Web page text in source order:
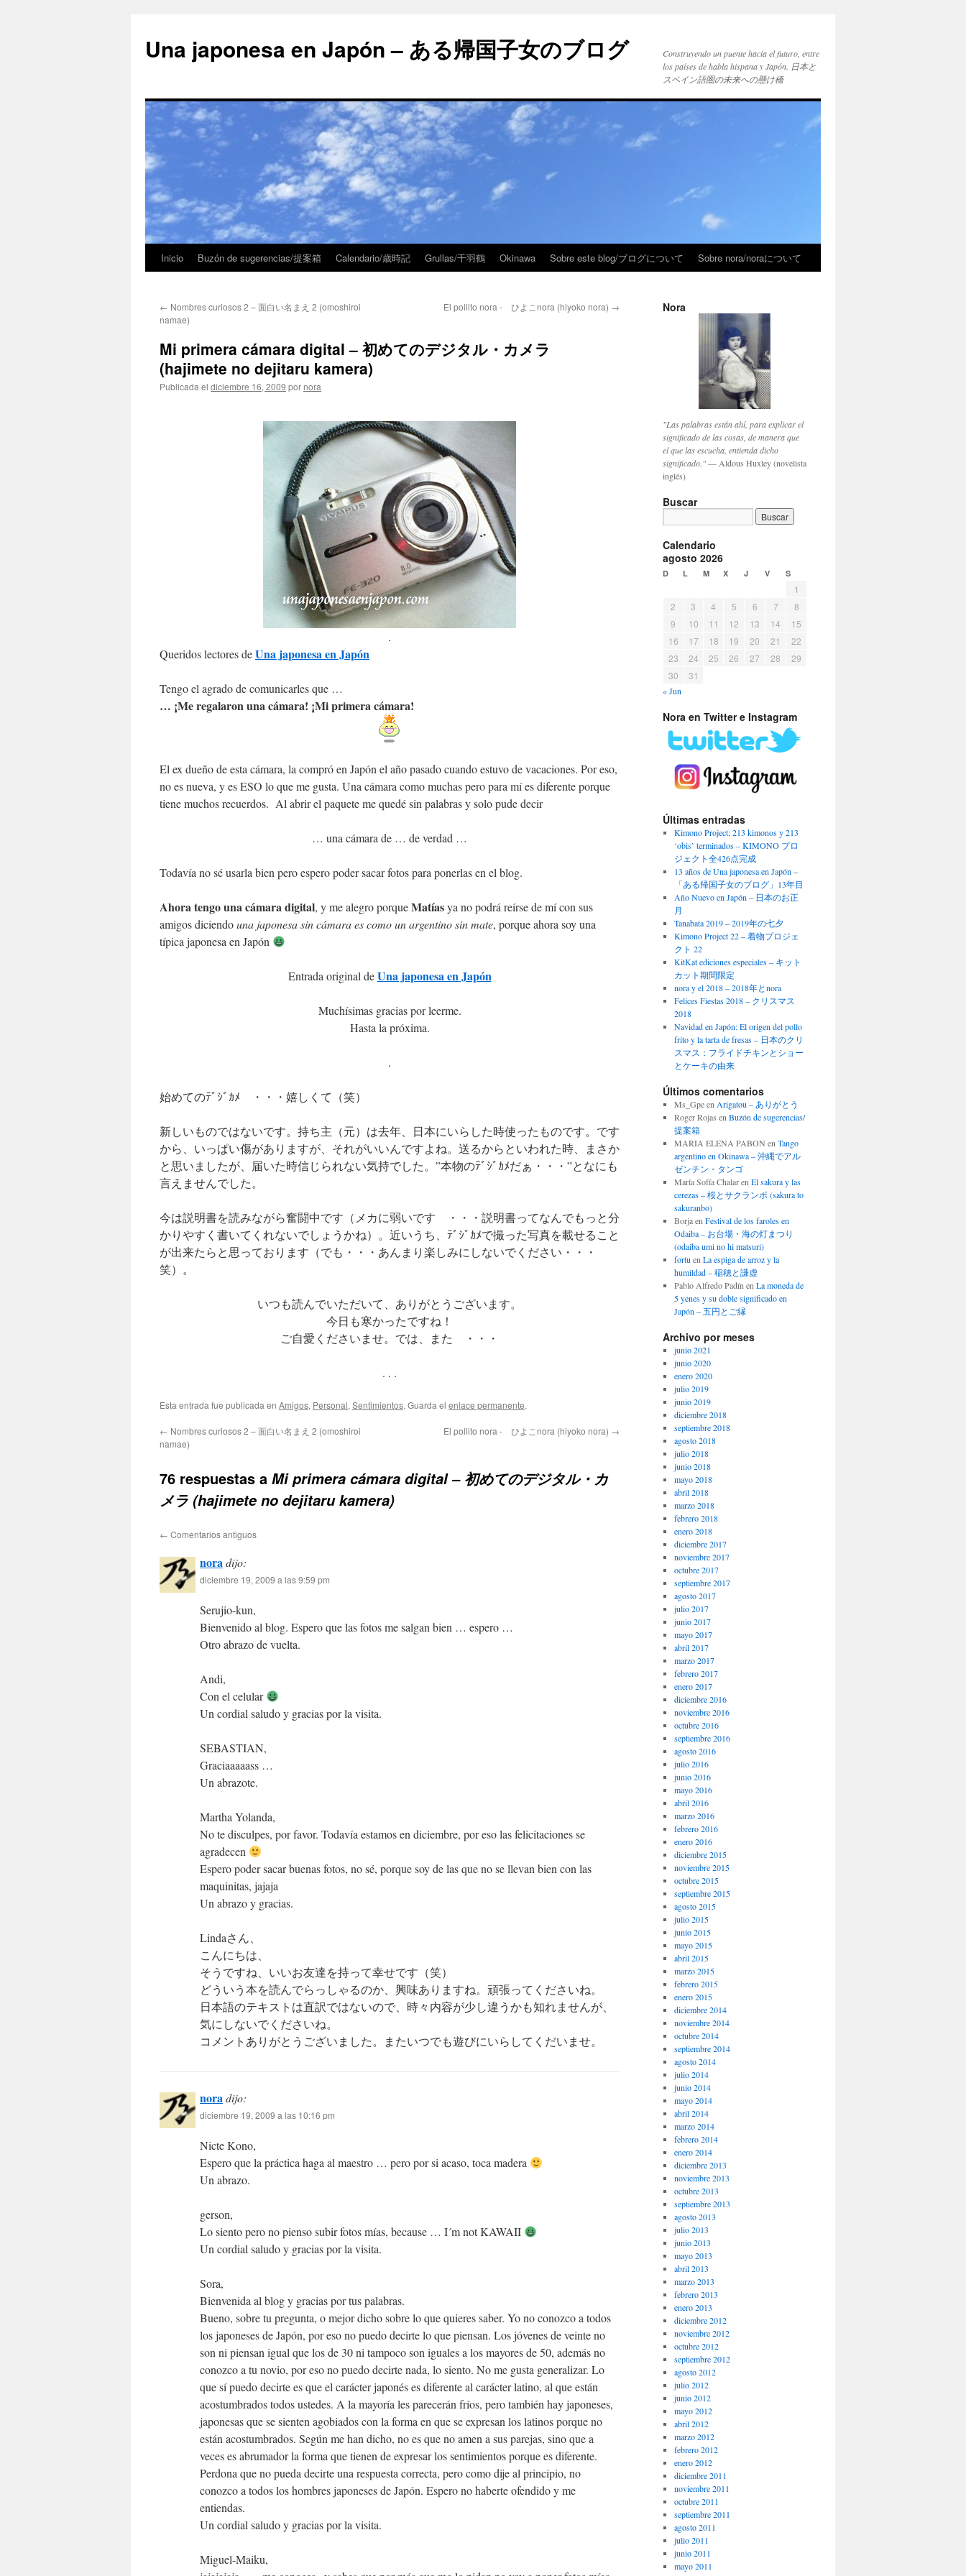
Una japonesa en Japón – ある帰国子女のブログ
Construyendo un puente hacia el futuro, entre
los países de habla hispana y Japón. 日本と
スペイン語圏の未来への懸け橋
Inicio Buzón de sugerencias/提案箱 Calendario/歳時記 Grullas/千羽鶴 Okinawa Sobre este blog/ブログについて Sobre nora/noraについて
← Nombres curiosos 2 – 面白い名まえ 2 (omoshiroi
namae)
El pollito nora - ひよこnora (hiyoko nora) →
Mi primera cámara digital – 初めてのデジタル・カメラ
(hajimete no dejitaru kamera)
Publicada el diciembre 16, 2009 por nora
.
Queridos lectores deUna japonesa en Japón
Tengo el agrado de comunicarles que …
… ¡Me regalaron una cámara! ¡Mi primera cámara!
El ex dueño de esta cámara, la compró en Japón el año pasado cuando estuvo de vacaciones. Por eso,
no es nueva, y es ESO lo que me gusta. Una cámara como muchas pero para mí es diferente porque
tiene muchos recuerdos. Al abrir el paquete me quedé sin palabras y solo pude decir
… una cámara de … de verdad …
Todavía no sé usarla bien pero espero poder sacar fotos para ponerlas en el blog.
Ahora tengo una cámara digital, y me alegro porqueMatíasya no podrá reírse de mí con sus
amigos diciendouna japonesa sin cámara es como unargentino sin mate, porque ahora soy una
típica japonesa en Japón
Entrada original deUna japonesa en Japón
Muchísimas gracias por leerme.
Hasta la próxima.
.
始めてのﾃﾞｼﾞｶﾒ ・・・嬉しくて（笑）
新しいものではないです。持ち主（元）は去年、日本にいらした時使ったものです。です
から、いっぱい傷がありますが、それがいいんですよね。送るからといわれた時、まさか
と思いましたが、届いた時信じられない気持でした。”本物のﾃﾞｼﾞｶﾒだぁ・・・”となにも
言えませんでした。
今は説明書を読みながら奮闘中です（メカに弱いです ・・・説明書ってなんでもっと分
かりやすく書いてくれないでしょうかね）。近いうち、ﾃﾞｼﾞｶﾒで撮った写真を載せること
が出来たらと思っております（でも・・・あんまり楽しみにしないでください・・・
笑）。
いつも読んでいただいて、ありがとうございます。
今日も寒かったですね！
ご自愛くださいませ。では、また ・・・
. . .
Esta entrada fue publicada en Amigos, Personal, Sentimientos. Guarda el enlace permanente.
← Nombres curiosos 2 – 面白い名まえ 2 (omoshiroi
namae)
El pollito nora - ひよこnora (hiyoko nora) →
76 respuestas a Mi primera cámara digital – 初めてのデジタル・カ
メラ (hajimete no dejitaru kamera)
← Comentarios antiguos
noradijo:
diciembre 19, 2009 a las 9:59 pm
Serujio-kun,
Bienvenido al blog. Espero que las fotos me salgan bien … espero …
Otro abrazo de vuelta.
Andi,
Con el celular
Un cordial saludo y gracias por la visita.
SEBASTIAN,
Graciaaaaass …
Un abrazote.
Martha Yolanda,
No te disculpes, por favor. Todavía estamos en diciembre, por eso las felicitaciones se
agradecen
Espero poder sacar buenas fotos, no sé, porque soy de las que no se llevan bien con las
maquinitas, jajaja
Un abrazo y gracias.
Lindaさん、
こんにちは、
そうですね、いいお友達を持って幸せです（笑）
どういう本を読んでらっしゃるのか、興味ありますね。頑張ってくださいね。
日本語のテキストは直訳ではないので、時々内容が少し違うかも知れませんが、
気にしないでくださいね。
コメントありがとうございました。またいつでも遊びにいらしてくだいませ。
noradijo:
diciembre 19, 2009 a las 10:16 pm
Nicte Kono,
Espero que la práctica haga al maestro … pero por si acaso, toca madera
Un abrazo.
gerson,
Lo siento pero no pienso subir fotos mías, because … I´m not KAWAII
Un cordial saludo y gracias por la visita.
Sora,
Bienvenida al blog y gracias por tus palabras.
Bueno, sobre tu pregunta, o mejor dicho sobre lo que quieres saber. Yo no conozco a todos
los japoneses de Japón, por eso no puedo decirte lo que piensan. Los jóvenes de veinte no
son ni piensan igual que los de 30 ni tampoco son iguales a los mayores de 50, además no
conozco a tu novio, por eso no puedo decirte nada, lo siento. No me gusta generalizar. Lo
que sí puedo decirte es que el carácter japonés es diferente al carácter latino, al que están
acostumbrados todos ustedes. A la mayoría les parecerán fríos, pero también hay japoneses,
japonesas que se sienten agobiados con la forma en que se expresan los latinos porque no
están acostumbrados. Según me han dicho, no es que no amen a sus parejas, sino que a
veces es abrumador la forma que tienen de expresar los sentimientos porque es diferente.
Perdona que no pueda decirte una respuesta correcta, pero como dije al principio, no
conozco a todos los hombres japoneses de Japón. Espero no haberte ofendido y me
entiendas.
Un cordial saludo y gracias por la visita.
Miguel-Maiku,
Nora
"Las palabras están ahí, para explicar el
significado de las cosas, de manera que
el que las escucha, entienda dicho
significado."— Aldous Huxley (novelista
inglés)
Buscar
Calendario
agosto 2026
D L M X J V S
1
2
3 4 5 6 7
8
9
10 11 12 13 14
15
16
17 18 19 20 21
22
23
24 25 26 27 28
29
30
31
« Jun
Nora en Twitter e Instagram
Últimas entradas
Kimono Project; 213 kimonos y 213
‘obis’ terminados – KIMONO プロ
ジェクト全426点完成
13 años de Una japonesa en Japón –
「ある帰国子女のブログ」13年目
Año Nuevo en Japón – 日本のお正
月
Tanabata 2019 – 2019年の七夕
Kimono Project 22 – 着物プロジェ
クト 22
KitKat ediciones especiales – キット
カット期間限定
nora y el 2018 – 2018年とnora
Felices Fiestas 2018 – クリスマス
2018
Navidad en Japón: El origen del pollo
frito y la tarta de fresas – 日本のクリ
スマス：フライドチキンとショー
とケーキの由来
Últimos comentarios
Ms_Gpeen Arigatou – ありがとう
Roger Rojas en Buzón de sugerencias/
提案箱
MARIA ELENA PABON en Tango
argentino en Okinawa – 沖縄でアル
ゼンチン・タンゴ
María Sofía Chalaren El sakura y las
cerezas – 桜とサクランボ (sakura to
sakuranbo)
Borjaen Festival de los faroles en
Odaiba – お台場・海の灯まつり
(odaiba umi no hi matsuri)
fortu en La espiga de arroz y la
humildad – 稲穂と謙虚
Pablo Alfredo Padín en La moneda de
5 yenes y su doble significado en
Japón – 五円とご縁
Archivo por meses
junio 2021
junio 2020
enero 2020
julio 2019
junio 2019
diciembre 2018
septiembre 2018
agosto 2018
julio 2018
junio 2018
mayo 2018
abril 2018
marzo 2018
febrero 2018
enero 2018
diciembre 2017
noviembre 2017
octubre 2017
septiembre 2017
agosto 2017
julio 2017
junio 2017
mayo 2017
abril 2017
marzo 2017
febrero 2017
enero 2017
diciembre 2016
noviembre 2016
octubre 2016
septiembre 2016
agosto 2016
julio 2016
junio 2016
mayo 2016
abril 2016
marzo 2016
febrero 2016
enero 2016
diciembre 2015
noviembre 2015
octubre 2015
septiembre 2015
agosto 2015
julio 2015
junio 2015
mayo 2015
abril 2015
marzo 2015
febrero 2015
enero 2015
diciembre 2014
noviembre 2014
octubre 2014
septiembre 2014
agosto 2014
julio 2014
junio 2014
mayo 2014
abril 2014
marzo 2014
febrero 2014
enero 2014
diciembre 2013
noviembre 2013
octubre 2013
septiembre 2013
agosto 2013
julio 2013
junio 2013
mayo 2013
abril 2013
marzo 2013
febrero 2013
enero 2013
diciembre 2012
noviembre 2012
octubre 2012
septiembre 2012
agosto 2012
julio 2012
junio 2012
mayo 2012
abril 2012
marzo 2012
febrero 2012
enero 2012
diciembre 2011
noviembre 2011
octubre 2011
septiembre 2011
agosto 2011
julio 2011
junio 2011
mayo 2011